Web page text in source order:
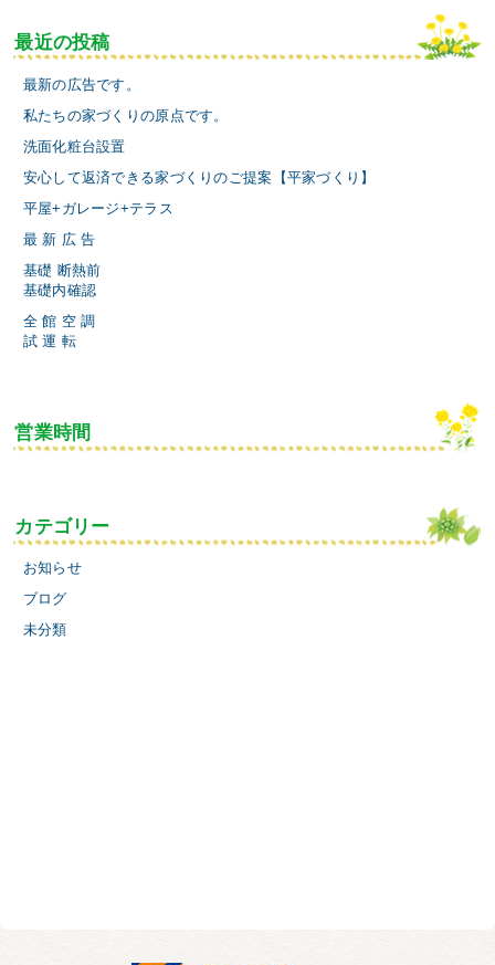
最近の投稿
最新の広告です。
私たちの家づくりの原点です。
洗面化粧台設置
安心して返済できる家づくりのご提案【平家づくり】
平屋+ガレージ+テラス
最 新 広 告
基礎 断熱前
基礎内確認
全 館 空 調
試 運 転
営業時間
カテゴリー
お知らせ
ブログ
未分類